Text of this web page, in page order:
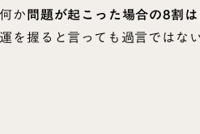
か問題が起こった場合の8割
を握ると言っても過言ではな